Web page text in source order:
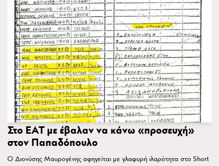
Στο ΕΑΤ με έβαλαν να κάνω «προσευχή»
στον Παπαδόπουλο
Ο Διονύσης Μαυρογένης αφηγείται με γλαφυρή ιλαρότητα στο Short